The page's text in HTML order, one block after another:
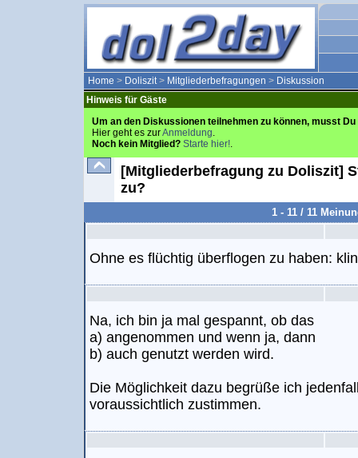
Home > Doliszit> Mitgliederbefragungen > Diskussion
Hinweis für Gäste
Um an den Diskussionen teilnehmen zu können, musst
Hier geht es zurAnmeldung.
Noch kein Mitglied? Starte hier!.
[Mitgliederbefragung zu Doliszit]
zu?
1 - 11 / 11
Ohne es flüchtig überflogen zu haben:
Na, ich bin ja mal gespannt, ob das
a) angenommen und wenn ja, dann
b) auch genutzt werden wird.
Die Möglichkeit dazu begrüße ich
voraussichtlich zustimmen.